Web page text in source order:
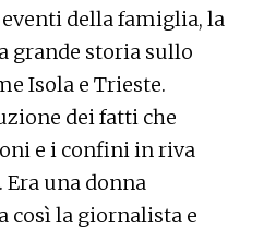
della famiglia, la
grande storia sullo
Isola e Trieste.
dei fatti che
e i confini in riva
Era una donna
così la giornalista e